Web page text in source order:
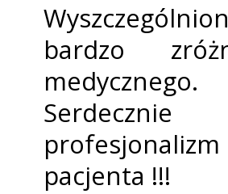
bardzo
medycznego.
Serdecznie
pacjenta !!!